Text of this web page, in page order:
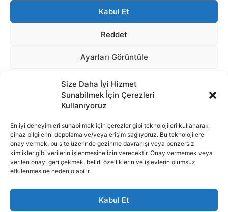
Size Daha İyi Hizmet
Sunabilmek İçin Çerezleri
Kullanıyoruz
En iyi deneyimleri sunabilmek için çerezler gibi teknolojileri kullanarak
cihaz bilgilerini depolama ve/veya erişim sağlıyoruz. Bu teknolojilere
onay vermek, bu site üzerinde gezinme davranışı veya benzersiz
kimlikler gibi verilerin işlenmesine izin verecektir. Onay vermemek veya
verilen onayı geri çekmek, belirli özelliklerin ve işlevlerin olumsuz
etkilenmesine neden olabilir.
Kabul Et
İnternet portalımızda yer alan tüm haber metini, resim ve benzeri
içeriğin hakları Sigortamedya Yayıncılık A.Ş.'ye aittir. Hiçbir şekilde
basılı ya da elektronik bir ortamda, kaynak gösterilse bile izin
e-Mail Adresimiz: info@sigortamedia.com